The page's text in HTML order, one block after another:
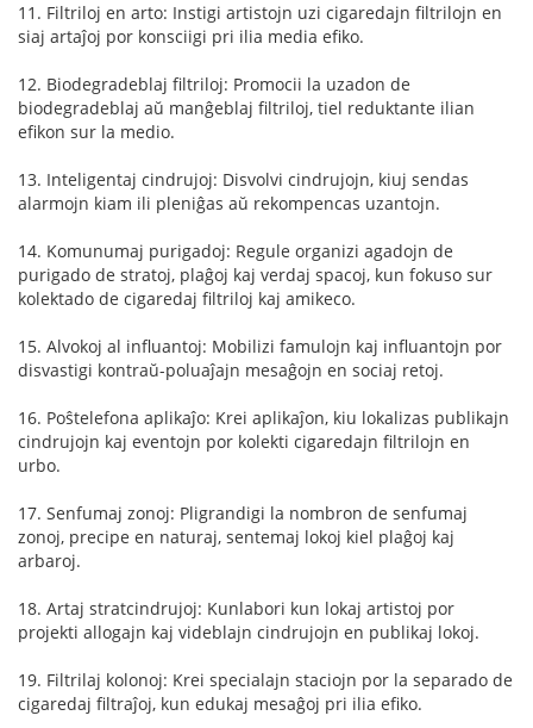
11. Filtriloj en arto: Instigi artistojn uzi cigaredajn filtrilojn en
siaj artaĵoj por konsciigi pri ilia media efiko.
12. Biodegradeblaj filtriloj: Promocii la uzadon de
biodegradeblaj aŭ manĝeblaj filtriloj, tiel reduktante ilian
efikon sur la medio.
13. Inteligentaj cindrujoj: Disvolvi cindrujojn, kiuj sendas
alarmojn kiam ili pleniĝas aŭ rekompencas uzantojn.
14. Komunumaj purigadoj: Regule organizi agadojn de
purigado de stratoj, plaĝoj kaj verdaj spacoj, kun fokuso sur
kolektado de cigaredaj filtriloj kaj amikeco.
15. Alvokoj al influantoj: Mobilizi famulojn kaj influantojn por
disvastigi kontraŭ-poluaĵajn mesaĝojn en sociaj retoj.
16. Poŝtelefona aplikaĵo: Krei aplikaĵon, kiu lokalizas publikajn
cindrujojn kaj eventojn por kolekti cigaredajn filtrilojn en
urbo.
17. Senfumaj zonoj: Pligrandigi la nombron de senfumaj
zonoj, precipe en naturaj, sentemaj lokoj kiel plaĝoj kaj
arbaroj.
18. Artaj stratcindrujoj: Kunlabori kun lokaj artistoj por
projekti allogajn kaj videblajn cindrujojn en publikaj lokoj.
19. Filtrilaj kolonoj: Krei specialajn staciojn por la separado de
cigaredaj filtraĵoj, kun edukaj mesaĝoj pri ilia efiko.